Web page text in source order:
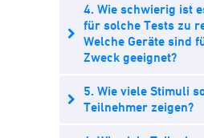
4. Wie schwierig ist
für solche Tests zu
Welche Geräte sind
Zweck geeignet?
5. Wie viele Stimuli
Teilnehmer zeigen?